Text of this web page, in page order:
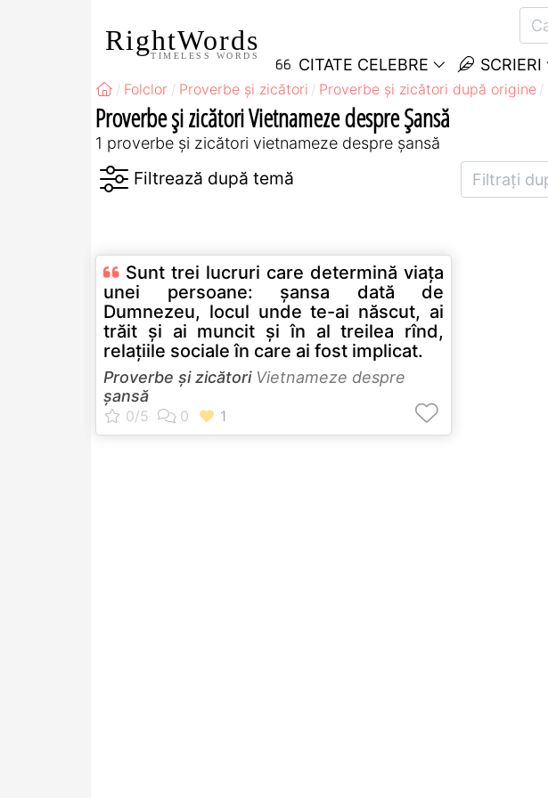
RightWords
TIMELESS WORDS CITATE CELEBRE SCRIERI
Folclor Proverbe și zicători Proverbe și zicători după origine
Proverbe și zicători Vietnameze despre Șansă
1 proverbe și zicători vietnameze despre șansă
Sunt trei lucruri care determină viaţa
unei persoane: şansa dată de
Dumnezeu, locul unde te-ai născut, ai
trăit şi ai muncit şi în al treilea rînd,
relaţiile sociale în care ai fost implicat.
Proverbe și zicătoriVietnameze despre
șansă